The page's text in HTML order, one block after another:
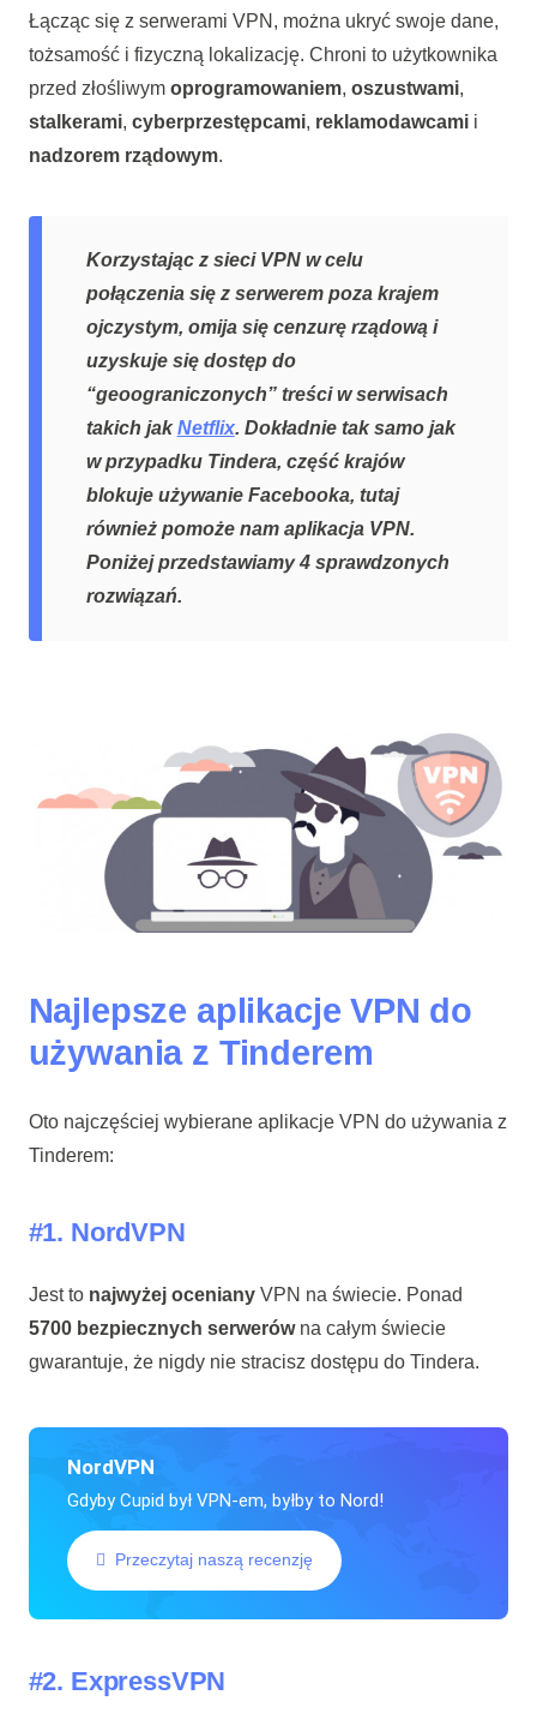
Łącząc się z serwerami VPN, można ukryć swoje dane,
tożsamość i fizyczną lokalizację. Chroni to użytkownika
przed złośliwym oprogramowaniem, oszustwami,
stalkerami, cyberprzestępcami, reklamodawcamii
nadzorem rządowym.
Korzystając z sieci VPN w celu
połączenia się z serwerem poza krajem
ojczystym, omija się cenzurę rządową i
uzyskuje się dostęp do
“geoograniczonych” treści w serwisach
takich jakNetflix. Dokładnie tak samo jak
w przypadku Tindera, część krajów
blokuje używanie Facebooka, tutaj
również pomoże nam aplikacja VPN.
Poniżej przedstawiamy 4 sprawdzonych
rozwiązań.
Najlepsze aplikacje VPN do
używania z Tinderem
Oto najczęściej wybierane aplikacje VPN do używania z
Tinderem:
#1. NordVPN
Jest to najwyżej ocenianyVPN na świecie. Ponad
5700 bezpiecznych serwerówna całym świecie
gwarantuje, że nigdy nie stracisz dostępu do Tindera.
NordVPN
Gdyby Cupid był VPN-em, byłby to Nord!
Przeczytaj naszą recenzję
#2. ExpressVPN